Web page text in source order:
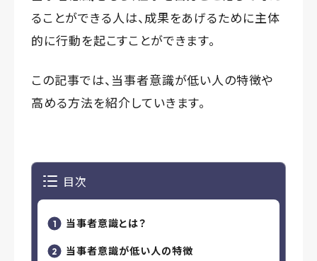
ることができる人は、成果をあげるために主体
的に行動を起こすことができます。
この記事では、当事者意識が低い人の特徴や
高める方法を紹介していきます。
目次
当事者意識とは？
当事者意識が低い人の特徴